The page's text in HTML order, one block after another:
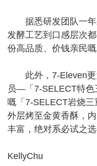
据悉研发团队一年
发酵工艺到口感层次
份高品质、价钱亲民
此外，7-Eleven更
员—「7-SELECT特色
嘅「7‑SELECT岩烧
外层烤至金黄香酥，
丰富，绝对系必试之选
KellyChu